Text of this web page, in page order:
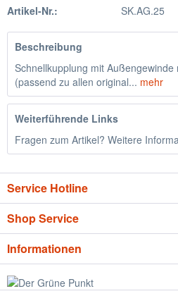
Artikel-Nr.: SK.AG.25
Beschreibung
Schnellkupplung mit Außengewinde
(passend zu allen original... mehr
Weiterführende Links
Fragen zum Artikel? Weitere
Service Hotline
Shop Service
Informationen